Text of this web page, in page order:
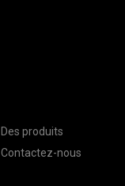
Des produits
Contactez-nous